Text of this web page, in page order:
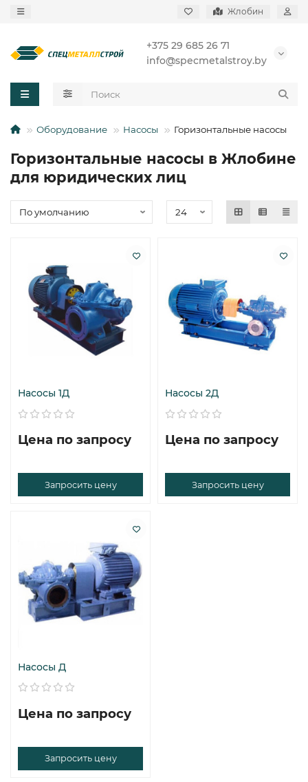
Жлобин
+375 29 685 26 71
info@specmetalstroy.by
Оборудование Насосы Горизонтальные насосы
Горизонтальные насосы в Жлобине
для юридических лиц
Насосы 1Д
Цена по запросу
Запросить цену
Насосы 2Д
Цена по запросу
Запросить цену
Насосы Д
Цена по запросу
Запросить цену